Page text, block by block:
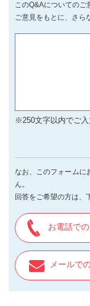
このQ&Aについてのご
ご意見をもとに、さら
※250文字以内でご入
なお、このフォームに
ん。
回答をご希望の方は、
お電話で
メールで